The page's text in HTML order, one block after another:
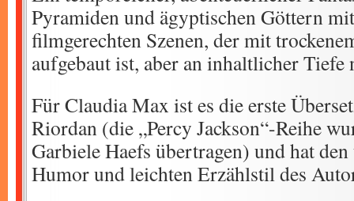
Pyramiden und ägyptischen Göttern
filmgerechten Szenen, der mit
aufgebaut ist, aber an inhaltlicher Tiefe
Für Claudia Max ist es die erste
Riordan (die „Percy Jackson“-Reihe
Garbiele Haefs übertragen) und hat
Humor und leichten Erzählstil des